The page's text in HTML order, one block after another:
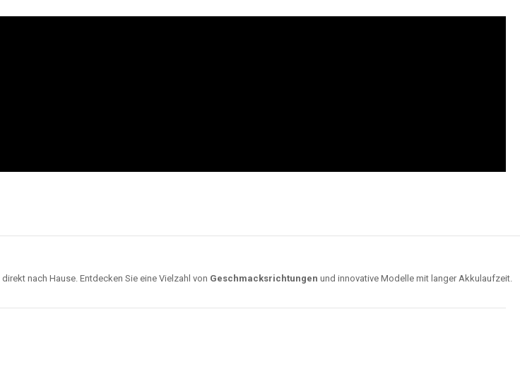
direkt nach Hause. Entdecken Sie eine Vielzahl von Geschmacksrichtungen und innovative Modelle mit langer Akkulaufzeit.